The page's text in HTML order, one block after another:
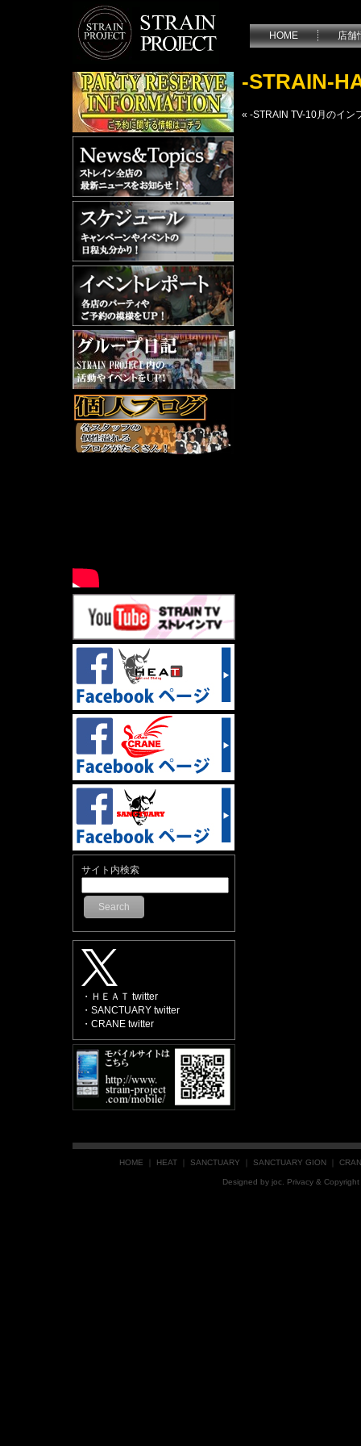
HOME 店舗
サイト内検索
Search
・ＨＥＡＴ twitter
・SANCTUARY twitter
・CRANE twitter
-STRAIN-
« -STRAIN TV-10月のイン
HOME HEAT SANCTUARY SANCTUARY GION
Designed by joc . Privacy &